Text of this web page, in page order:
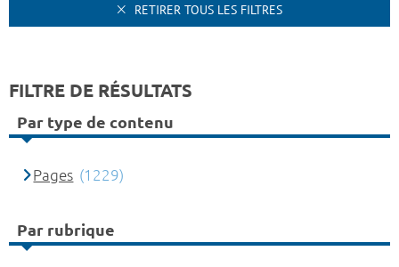
RETIRER TOUS LES FILTRES
FILTRE DE RÉSULTATS
Par type de contenu
Pages (1229)
Par rubrique